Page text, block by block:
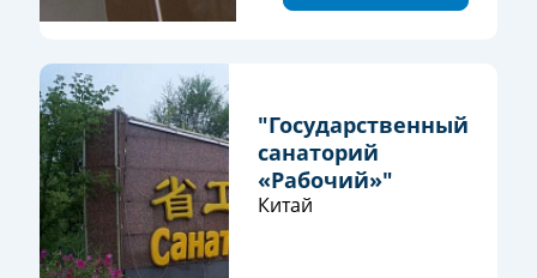
"Государственный
санаторий
«Рабочий»"
Китай